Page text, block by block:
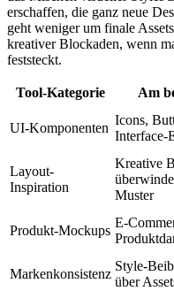
erschaffen, die ganz neue
geht weniger um finale
kreativer Blockaden, wenn
feststeckt.
Tool-Kategorie Am
UI-Komponenten
Icons,
Interface-
Layout-
Inspiration
Kreative
Muster
Produkt-Mockups
E-
Markenkonsistenz
Style-
über